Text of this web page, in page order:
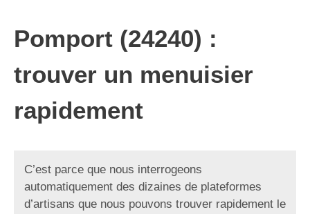
Pomport (24240) :
trouver un menuisier
rapidement
C’est parce que nous interrogeons
automatiquement des dizaines de plateformes
d’artisans que nous pouvons trouver rapidement le